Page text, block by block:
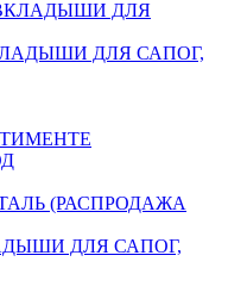
ДЛЯ САПОГ,
(РАСПРОДАЖА
ДЛЯ САПОГ,